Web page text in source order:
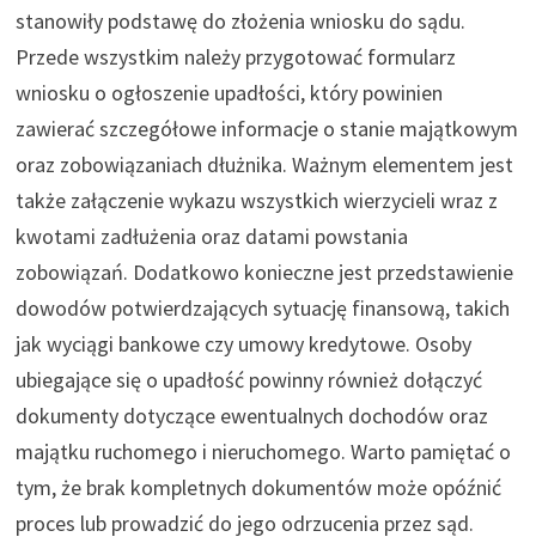
stanowiły podstawę do złożenia wniosku do sądu.
Przede wszystkim należy przygotować formularz
wniosku o ogłoszenie upadłości, który powinien
zawierać szczegółowe informacje o stanie majątkowym
oraz zobowiązaniach dłużnika. Ważnym elementem jest
także załączenie wykazu wszystkich wierzycieli wraz z
kwotami zadłużenia oraz datami powstania
zobowiązań. Dodatkowo konieczne jest przedstawienie
dowodów potwierdzających sytuację finansową, takich
jak wyciągi bankowe czy umowy kredytowe. Osoby
ubiegające się o upadłość powinny również dołączyć
dokumenty dotyczące ewentualnych dochodów oraz
majątku ruchomego i nieruchomego. Warto pamiętać o
tym, że brak kompletnych dokumentów może opóźnić
proces lub prowadzić do jego odrzucenia przez sąd.